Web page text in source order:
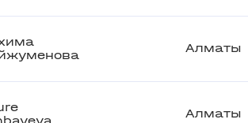
Алматы
Алматы